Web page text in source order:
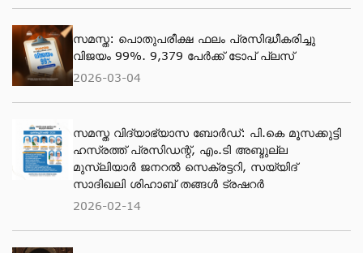
സമസ്ത: പൊതുപരീക്ഷ ഫലം പ്രസിദ്ധീകരിച്ചു
വിജയം 99%. 9,379 പേര്‍ക്ക് ടോപ് പ്ലസ്
2026-03-04
സമസ്ത വിദ്യാഭ്യാസ ബോർഡ്: പി.കെ മൂസക്കുട്ടി
ഹസ്രത്ത് പ്രസിഡന്റ്, എം.ടി അബ്ദുല്ല
മുസ്ലിയാർ ജനറൽ സെക്രട്ടറി, സയ്യിദ്
സാദിഖലി ശിഹാബ് തങ്ങൾ ട്രഷറർ
2026-02-14